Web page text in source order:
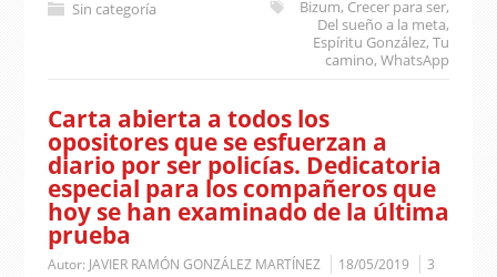
Sin categoría Bizum, Crecer para ser,
Del sueño a la meta,
Espíritu González,Tu
camino,WhatsApp
Carta abierta a todos los
opositores que se esfuerzan a
diario por ser policías. Dedicatoria
especial para los compañeros que
hoy se han examinado de la última
prueba
Autor: JAVIER RAMÓN GONZÁLEZ MARTÍNEZ 18/05/2019
3